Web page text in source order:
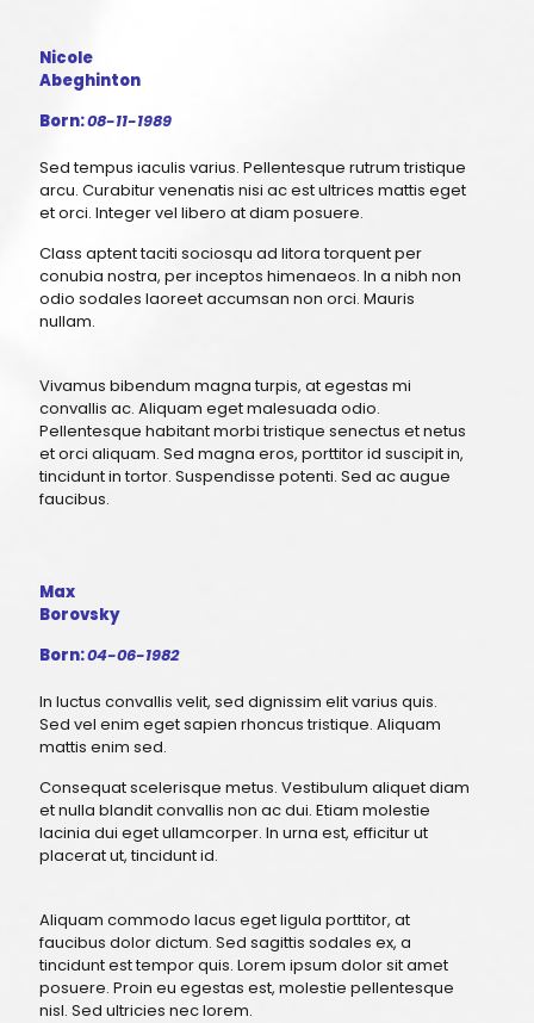
Nicole
Abeghinton
Born:08-11-1989
Sed tempus iaculis varius. Pellentesque rutrum tristique
arcu. Curabitur venenatis nisi ac est ultrices mattis eget
et orci. Integer vel libero at diam posuere.
Class aptent taciti sociosqu ad litora torquent per
conubia nostra, per inceptos himenaeos. In a nibh non
odio sodales laoreet accumsan non orci. Mauris
nullam.
Vivamus bibendum magna turpis, at egestas mi
convallis ac. Aliquam eget malesuada odio.
Pellentesque habitant morbi tristique senectus et netus
et orci aliquam. Sed magna eros, porttitor id suscipit in,
tincidunt in tortor. Suspendisse potenti. Sed ac augue
faucibus.
Max
Borovsky
Born:04-06-1982
In luctus convallis velit, sed dignissim elit varius quis.
Sed vel enim eget sapien rhoncus tristique. Aliquam
mattis enim sed.
Consequat scelerisque metus. Vestibulum aliquet diam
et nulla blandit convallis non ac dui. Etiam molestie
lacinia dui eget ullamcorper. In urna est, efficitur ut
placerat ut, tincidunt id.
Aliquam commodo lacus eget ligula porttitor, at
faucibus dolor dictum. Sed sagittis sodales ex, a
tincidunt est tempor quis. Lorem ipsum dolor sit amet
posuere. Proin eu egestas est, molestie pellentesque
nisl. Sed ultricies nec lorem.